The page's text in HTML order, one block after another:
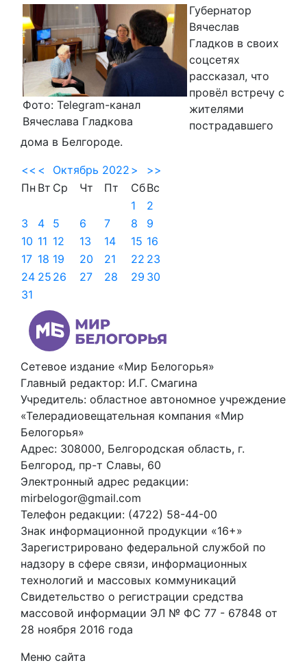
Фото: Telegram-канал
Вячеслава Гладкова
Губернатор
Вячеслав
Гладков в своих
соцсетях
рассказал, что
провёл встречу с
жителями
пострадавшего
дома в Белгороде.
<< < Октябрь 2022 >
>>
Пн Вт Ср Чт Пт СбВс
1
2
3
4 5 6 7 8
9
10 11 12 13 14 15 16
17 18 19 20 21 22 23
24 25 26 27 28 29 30
31
Сетевое издание «Мир Белогорья»
Главный редактор: И.Г. Смагина
Учредитель: областное автономное учреждение
«Телерадиовещательная компания «Мир
Белогорья»
Адрес: 308000, Белгородская область, г.
Белгород, пр-т Славы, 60
Электронный адрес редакции:
mirbelogor@gmail.com
Телефон редакции: (4722) 58-44-00
Знак информационной продукции «16+»
Зарегистрировано федеральной службой по
надзору в сфере связи, информационных
технологий и массовых коммуникаций
Свидетельство о регистрации средства
массовой информации ЭЛ № ФС 77 - 67848 от
28 ноября 2016 года
Меню сайта